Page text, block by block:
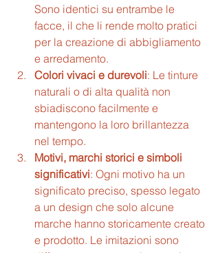
Sono identici su entrambe le
facce, il che li rende molto pratici
per la creazione di abbigliamento
e arredamento.
Colori vivaci e durevoli: Le tinture
naturali o di alta qualità non
sbiadiscono facilmente e
mantengono la loro brillantezza
nel tempo.
Motivi, marchi storici e simboli
significativi: Ogni motivo ha un
significato preciso, spesso legato
a un design che solo alcune
marche hanno storicamente creato
e prodotto. Le imitazioni sono